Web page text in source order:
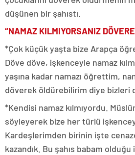
düşünen bir şahıstı.
“NAMAZ KILMIYORSANIZ
*Çok küçük yaşta bize Arapça
Döve döve, işkenceyle namaz
yaşına kadar namazı öğrettim,
döverek öldürebilirim diye bizleri
*Kendisi namaz kılmıyordu.
söyleyerek bize her türlü
Kardeşlerimden birinin işte
kazandık. Bu şahıs babam olduğu